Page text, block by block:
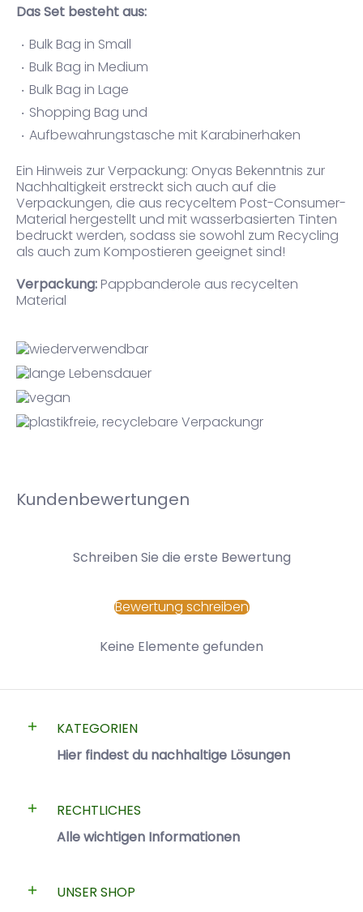
Das Set besteht aus:
Bulk Bag in Small
Bulk Bag in Medium
Bulk Bag in Lage
Shopping Bag und
Aufbewahrungstasche mit Karabinerhaken
Ein Hinweis zur Verpackung: Onyas Bekenntnis zur
Nachhaltigkeit erstreckt sich auch auf die
Verpackungen, die aus recyceltem Post-Consumer-
Material hergestellt und mit wasserbasierten Tinten
bedruckt werden, sodass sie sowohl zum Recycling
als auch zum Kompostieren geeignet sind!
Verpackung: Pappbanderole aus recycelten
Material
Kundenbewertungen
Schreiben Sie die erste Bewertung
Bewertung schreiben
Keine Elemente gefunden
KATEGORIEN
Hier findest du nachhaltige Lösungen
RECHTLICHES
Alle wichtigen Informationen
UNSER SHOP